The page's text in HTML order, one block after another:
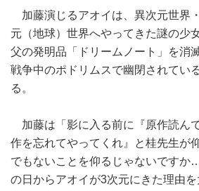
加藤演じるアオイは、異次元世界
元（地球）世界へやってきた謎の少
父の発明品「ドリームノート」を消
戦争中のポドリムスで幽閉されてい
る。
加藤は「影に入る前に『原作読ん
作を忘れてやってくれ』と桂先生が
でもないことを仰るじゃないですか
の日からアオイが3次元にきた理由